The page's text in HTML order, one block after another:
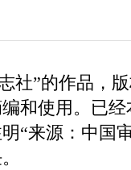
社”的作品，
和使用。已
“来源：中国